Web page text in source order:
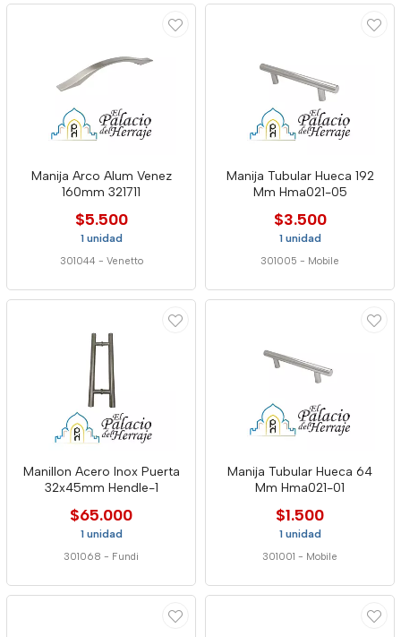
Manija Arco Alum Venez
160mm 321711
$5.500
1 unidad
301044 - Venetto
Manija Tubular Hueca 192
Mm Hma021-05
$3.500
1 unidad
301005 - Mobile
Manillon Acero Inox Puerta
32x45mm Hendle-1
$65.000
1 unidad
301068 - Fundi
Manija Tubular Hueca 64
Mm Hma021-01
$1.500
1 unidad
301001 - Mobile